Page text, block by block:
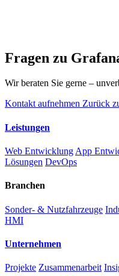
Fragen zu
Wir beraten Sie gerne –
Kontakt aufnehmen Zurück
Leistungen
Web Entwicklung App
Lösungen DevOps
Branchen
Sonder- & Nutzfahrzeuge
HMI
Unternehmen
Projekte Zusammenarbeit